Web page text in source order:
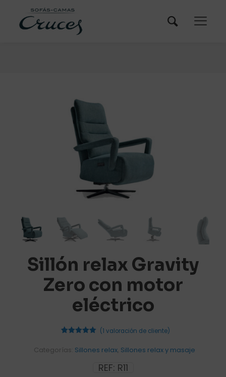
Sillón relax Gravity
Zero con motor
eléctrico
de 5 en
(1 valoración de cliente)
REF: R11
Categorías: Sillones relax, Sillones relax y masaje